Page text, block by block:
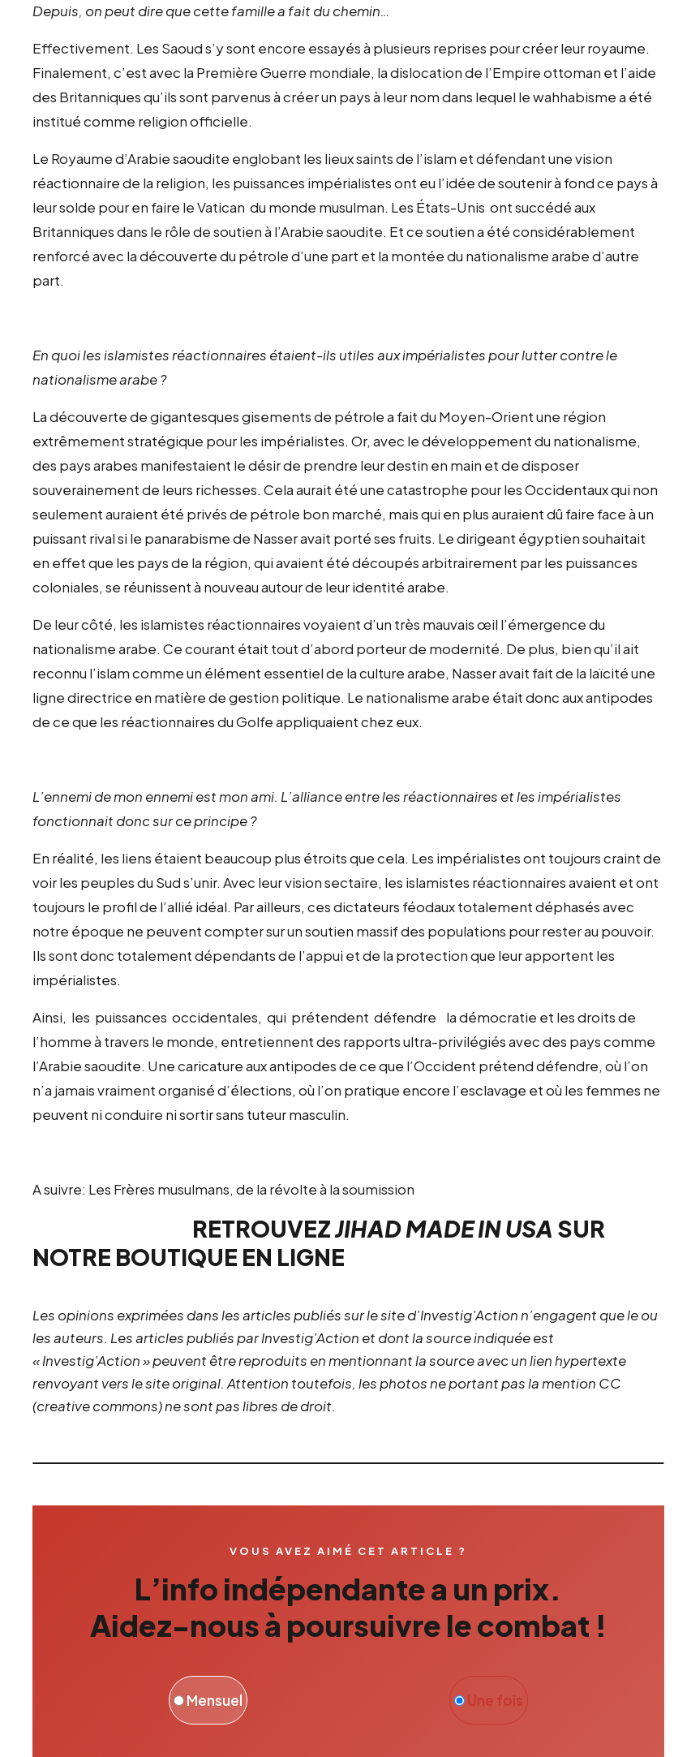
Depuis, on peut dire que cette famille a fait du chemin…
Effectivement. Les Saoud s’y sont encore essayés à plusieurs reprises pour créer leur royaume.
Finalement, c’est avec la Première Guerre mondiale, la dislocation de l’Empire ottoman et l’aide
des Britanniques qu’ils sont parvenus à créer un pays à leur nom dans lequel le wahhabisme a été
institué comme religion officielle.
Le Royaume d’Arabie saoudite englobant les lieux saints de l’islam et défendant une vision
réactionnaire de la religion, les puissances impérialistes ont eu l’idée de soutenir à fond ce pays à
leur solde pour en faire le Vatican du monde musulman. Les États-Unis ont succédé aux
Britanniques dans le rôle de soutien à l’Arabie saoudite. Et ce soutien a été considérablement
renforcé avec la découverte du pétrole d’une part et la montée du nationalisme arabe d’autre
part.
En quoi les islamistes réactionnaires étaient-ils utiles aux impérialistes pour lutter contre le
nationalisme arabe ?
La découverte de gigantesques gisements de pétrole a fait du Moyen-Orient une région
extrêmement stratégique pour les impérialistes. Or, avec le développement du nationalisme,
des pays arabes manifestaient le désir de prendre leur destin en main et de disposer
souverainement de leurs richesses. Cela aurait été une catastrophe pour les Occidentaux qui non
seulement auraient été privés de pétrole bon marché, mais qui en plus auraient dû faire face à un
puissant rival si le panarabisme de Nasser avait porté ses fruits. Le dirigeant égyptien souhaitait
en effet que les pays de la région, qui avaient été découpés arbitrairement par les puissances
coloniales, se réunissent à nouveau autour de leur identité arabe.
De leur côté, les islamistes réactionnaires voyaient d’un très mauvais œil l’émergence du
nationalisme arabe. Ce courant était tout d’abord porteur de modernité. De plus, bien qu’il ait
reconnu l’islam comme un élément essentiel de la culture arabe, Nasser avait fait de la laïcité une
ligne directrice en matière de gestion politique. Le nationalisme arabe était donc aux antipodes
de ce que les réactionnaires du Golfe appliquaient chez eux.
L’ennemi de mon ennemi est mon ami. L’alliance entre les réactionnaires et les impérialistes
fonctionnait donc sur ce principe ?
En réalité, les liens étaient beaucoup plus étroits que cela. Les impérialistes ont toujours craint de
voir les peuples du Sud s’unir. Avec leur vision sectaire, les islamistes réactionnaires avaient et ont
toujours le profil de l’allié idéal. Par ailleurs, ces dictateurs féodaux totalement déphasés avec
notre époque ne peuvent compter sur un soutien massif des populations pour rester au pouvoir.
Ils sont donc totalement dépendants de l’appui et de la protection que leur apportent les
impérialistes.
Ainsi, les puissances occidentales, qui prétendent défendre la démocratie et les droits de
l’homme à travers le monde, entretiennent des rapports ultra-privilégiés avec des pays comme
l’Arabie saoudite. Une caricature aux antipodes de ce que l’Occident prétend défendre, où l’on
n’a jamais vraiment organisé d’élections, où l’on pratique encore l’esclavage et où les femmes ne
peuvent ni conduire ni sortir sans tuteur masculin.
A suivre: Les Frères musulmans, de la révolte à la soumission
RETROUVEZJIHAD MADE IN USA SUR
NOTRE BOUTIQUE EN LIGNE
Les opinions exprimées dans les articles publiés sur le site d’Investig’Action n’engagent que le ou
les auteurs. Les articles publiés par Investig’Action et dont la source indiquée est
« Investig’Action » peuvent être reproduits en mentionnant la source avec un lien hypertexte
renvoyant vers le site original. Attention toutefois, les photos ne portant pas la mention CC
(creative commons) ne sont pas libres de droit.
VOUS AVEZ AIMÉ CET ARTICLE ?
L’info indépendante a un prix.
Aidez-nous à poursuivre le combat !
Une fois
Mensuel